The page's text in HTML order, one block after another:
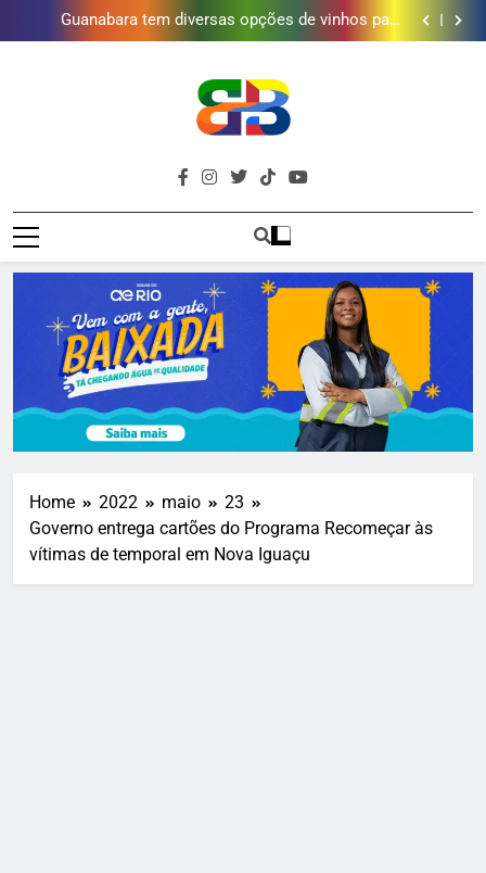
de água por ano na Baixada Fluminense
Guanabara tem diversas opções de vinhos para
presentear o seu pai. Descubra como escolher o que
Gastro Samba reúne Nosso Sentimento e Gustavo
vinho em campanha de Dia dos Pais
Obra garante a preservação de 190 milhões de litros
de água por ano na Baixada Fluminense
Guanabara tem diversas opções de vinhos para
presentear o seu pai. Descubra como escolher o que
mais combina com ele
Gastro Samba reúne Nosso Sentimento e Gustavo
Lins em Nova Iguaçu neste fim de semana
Shopping Grande Rio sorteia MacBook e oferece
de água por ano na Baixada Fluminense
Brava
Baixada
Baixada Fluminense Em Destaque!
Home 2022 maio
23
Governo entrega cartões do Programa Recomeçar às
vítimas de temporal em Nova Iguaçu